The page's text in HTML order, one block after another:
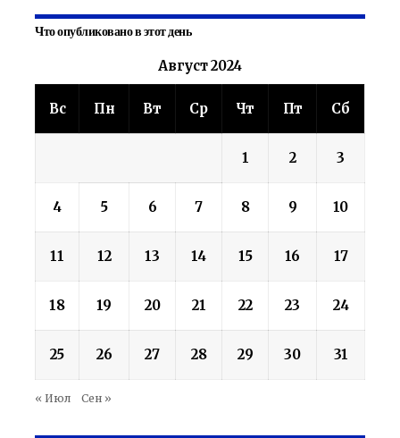
Что опубликовано в этот день
Август 2024
Вс Пн Вт Ср Чт Пт Сб
1 2 3
4 5 6 7 8 9 10
11 12 13 14 15 16 17
18 19 20 21 22 23 24
25 26 27 28 29 30 31
« Июл Сен »